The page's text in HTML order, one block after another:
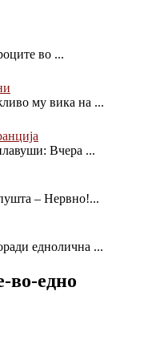
во ...
му вика на ...
Вчера ...
– Нервно!...
еднолична ...
во-едно